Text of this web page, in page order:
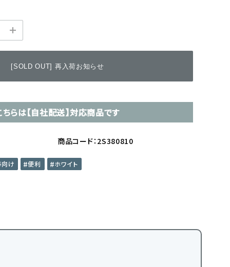
[SOLD OUT] 再入荷お知らせ
ちらは【自社配送】対応商品です
商品コード：2S380810
け 便利 ホワイト